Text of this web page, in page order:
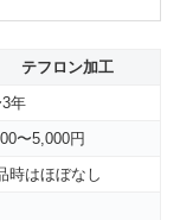
テフロン加工
3年
〜5,000円
時はほぼなし